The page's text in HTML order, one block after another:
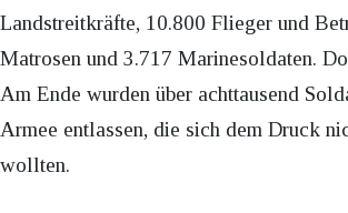
Landstreitkräfte, 10.800 Flieger und
Matrosen und 3.717 Marinesoldaten.
Am Ende wurden über achttausend
Armee entlassen, die sich dem Druck
wollten.